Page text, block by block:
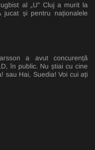
al „U” Cluj a murit la
și pentru naționalele
a avut concurență
în public. Nu știai cu cine
sau Hai, Suedia! Voi cui ați